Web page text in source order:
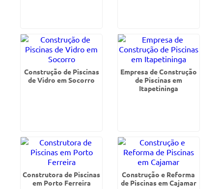
Construção de Piscinas
de Vidro em Socorro
Empresa de Construção
de Piscinas em
Itapetininga
Construtora de Piscinas
em Porto Ferreira
Construção e Reforma
de Piscinas em Cajamar